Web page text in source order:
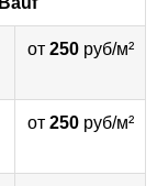
от 250руб/м²
от 250руб/м²